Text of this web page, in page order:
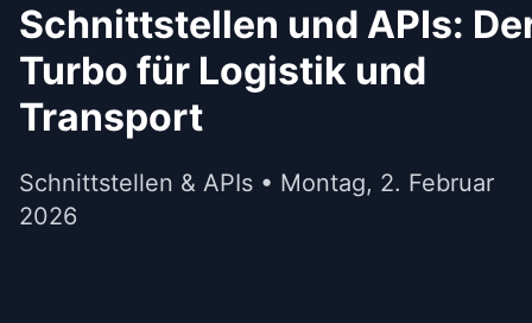
Schnittstellen und APIs:
Turbo für Logistik und
Transport
Schnittstellen & APIs • Montag, 2. Februar
2026